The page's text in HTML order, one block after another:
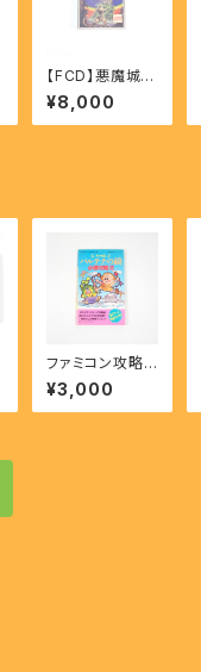
【FCD】悪魔城ド
ラキュラ - Castl
evania
¥8,000
ファミコン攻略
本 光神話 パル
テナの鏡 必勝攻
略法 完璧攻略シ
¥3,000